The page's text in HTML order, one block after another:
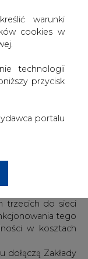
warunki
cookies w
technologii
przycisk
portalu
zaczynają
i upusty na
rocznie zużywa
liczyć na tańszy
swobodnego
giełdowy
z Grupy Fiata
rocznie ok.
trzecich do sieci
tego
w kosztach
Zakłady